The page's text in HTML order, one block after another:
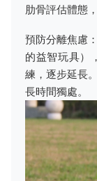
肋骨評估體態
預防分離焦慮
的益智玩具）
練，逐步延長
長時間獨處。